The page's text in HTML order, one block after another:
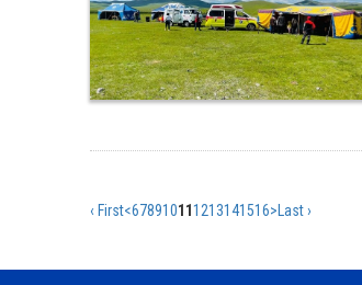
‹ First<678910111213141516> Last ›